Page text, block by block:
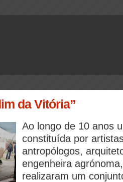
da Vitória”
Ao longo de 10 anos
constituída por
antropólogos,
engenheira
realizaram um